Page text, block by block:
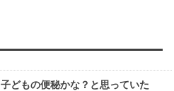
子どもの便秘かな？と思っていた